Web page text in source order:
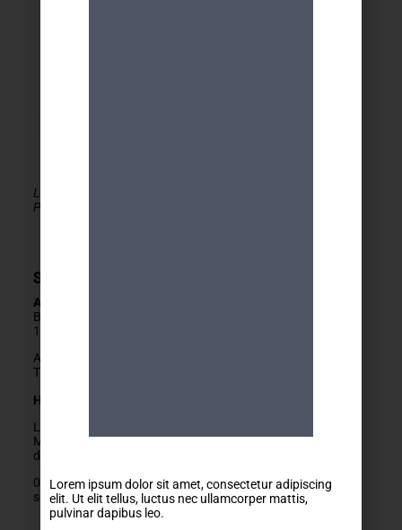
Le MDA Genève - Activités 50+ est membre de la
PLATEFORME du réseau seniors Genève
Secrétariat
Adresse
Boulevard Carl-Vogt 2
1205 Genève
Arrêts Jonction ou Ste-Clotilde
Tram 14, Bus 2/11/19/32/80
Horaires
Lundis fermés
Mardis au vendredis
de
022 329 83 84
secretariat@mda-geneve.ch
Lorem ipsum dolor sit amet, consectetur adipiscing
elit. Ut elit tellus, luctus nec ullamcorper mattis,
pulvinar dapibus leo.